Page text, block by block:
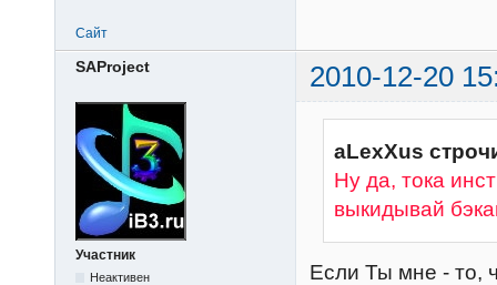
Сайт
SAProject 2010-12-20
Участник
Неактивен
aLexXus
Ну да, тока
выкидывай
Если Ты мне - то,